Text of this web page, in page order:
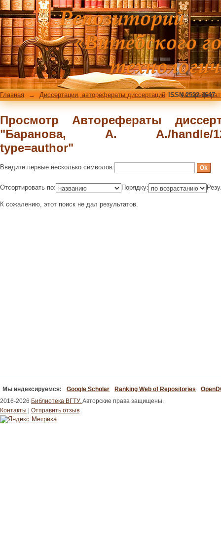
Просмотр Авторефераты
А./handle/123456789/7/
Главная → Диссертации, авторефераты диссертаций →
ISSN 2522-1647
Просмотр Авторефераты
"Баранова, А. А./handle/
type=author"
Введите первые несколько символов:
Отсортировать по: Порядку:
К сожалению, этот поиск не дал результатов.
Мы индексируемся: Google Scholar Ranking Web of Repositories
2016-2026 Библиотека ВГТУ. Авторские права защищены.
Контакты
Отправить отзыв